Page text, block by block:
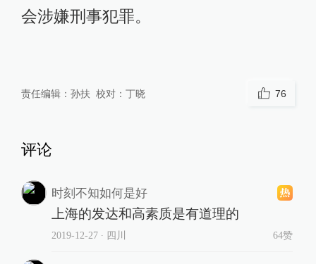
会涉嫌刑事犯罪。
责任编辑： 孙扶 校对： 丁晓 76
评论
时刻不知如何是好
上海的发达和高素质是有道理的
2019-12-27∙ 四川 64赞